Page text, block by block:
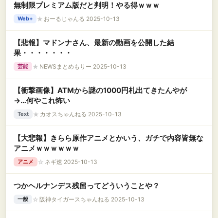
無制限プレミアム版だと判明！やる得ｗｗｗ
Web+ ★ おーるじゃんる 2025-10-13
【悲報】マドンナさん、最新の動画を公開した結
果・・・・・・・
芸能 ★ NEWSまとめもりー 2025-10-13
【衝撃画像】ATMから謎の1000円札出てきたんやが
→…何やこれ怖い
Text ★ カオスちゃんねる 2025-10-13
【大悲報】きらら原作アニメとかいう、ガチで内容皆無な
アニメｗｗｗｗｗｗ
アニメ ☆ ネギ速 2025-10-13
つかヘルナンデス残留ってどういうことや？
一般 ☆ 阪神タイガースちゃんねる 2025-10-13